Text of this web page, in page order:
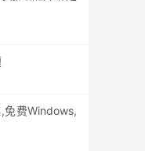
免费Windows,